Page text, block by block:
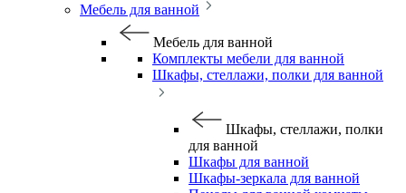
Мебель для ванной
Мебель для ванной
Комплекты мебели для ванной
Шкафы, стеллажи, полки для ванной
Шкафы, стеллажи, полки
для ванной
Шкафы для ванной
Шкафы-зеркала для ванной